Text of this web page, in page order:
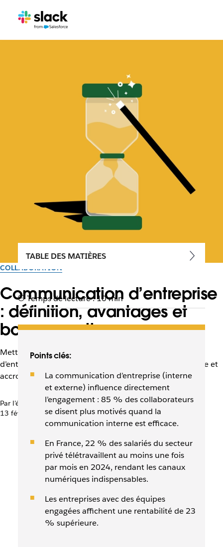
COLLABORATION
Communication d’entreprise
: définition, avantages et
bonnes pratiques
Mettre à profit Slack pour améliorer la communication
d’entreprise est idéal pour favoriser la cohésion d’équipe et
accroître la productivité.
Par l’équipe Slack
13 février 2026
TABLE DES MATIÈRES
Temps de lecture : 10 min
Points clés:
La communication d’entreprise (interne
et externe) influence directement
l’engagement : 85 % des collaborateurs
se disent plus motivés quand la
communication interne est efficace.
En France, 22 % des salariés du secteur
privé télétravaillent au moins une fois
par mois en 2024, rendant les canaux
numériques indispensables.
Les entreprises avec des équipes
engagées affichent une rentabilité de 23
% supérieure.